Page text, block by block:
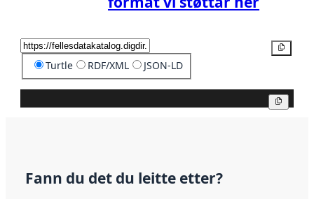
Turtle RDF/XML JSON-LD
Fann du det du leitte etter?